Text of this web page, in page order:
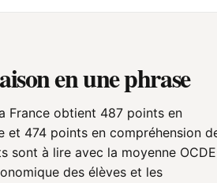
en une phrase
France obtient 487 points en
et 474 points en compréhension
sont à lire avec la moyenne
des élèves et les